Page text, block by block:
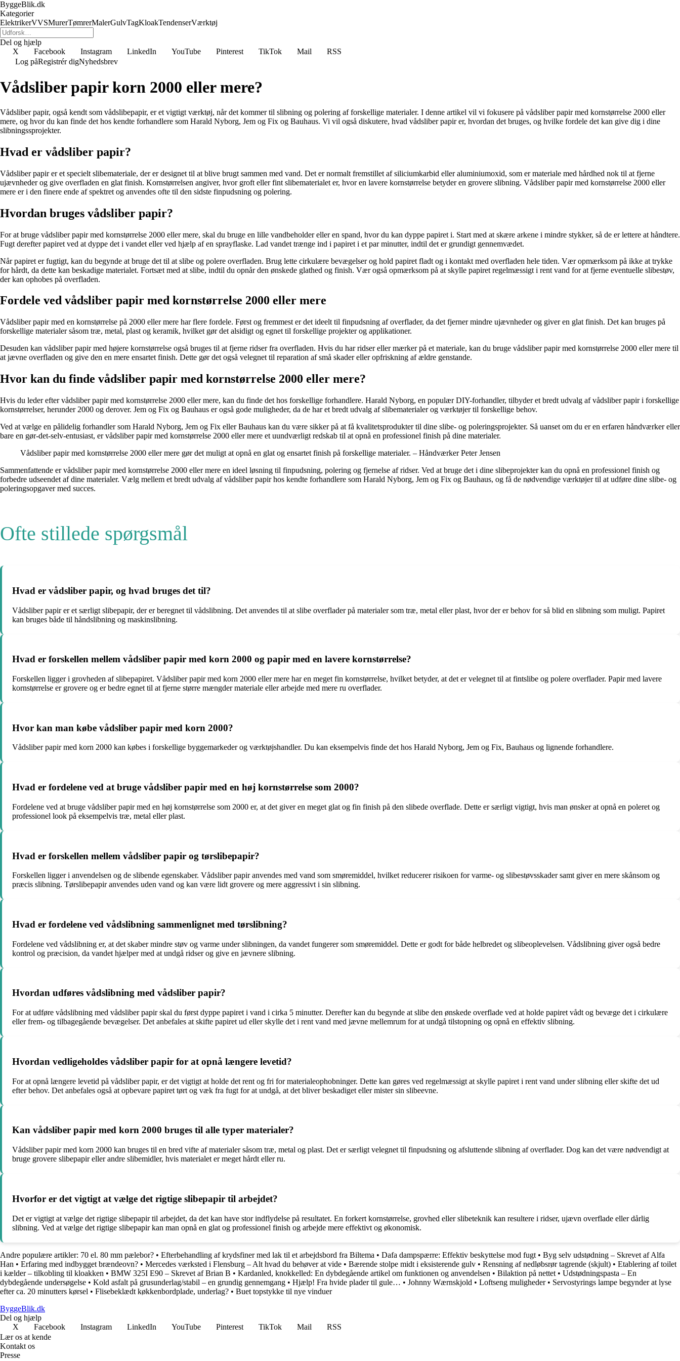
ByggeBlik.dk
Kategorier
ElektrikerVVSMurerTømrerMalerGulvTagKloakTendenserVærktøj
Del og hjælp
X
Facebook Instagram LinkedIn YouTube Pinterest TikTok Mail
RSS
Log påRegistrér digNyhedsbrev
Vådsliber papir korn 2000 eller mere?
Vådsliber papir, også kendt som vådslibepapir, er et vigtigt værktøj, når det kommer til slibning og polering af forskellige materialer. I denne artikel vil vi fokusere på vådsliber papir med kornstørrelse 2000 eller
mere, og hvor du kan finde det hos kendte forhandlere som Harald Nyborg, Jem og Fix og Bauhaus. Vi vil også diskutere, hvad vådsliber papir er, hvordan det bruges, og hvilke fordele det kan give dig i dine
slibningssprojekter.
Hvad er vådsliber papir?
Vådsliber papir er et specielt slibemateriale, der er designet til at blive brugt sammen med vand. Det er normalt fremstillet af siliciumkarbid eller aluminiumoxid, som er materiale med hårdhed nok til at fjerne
ujævnheder og give overfladen en glat finish. Kornstørrelsen angiver, hvor groft eller fint slibematerialet er, hvor en lavere kornstørrelse betyder en grovere slibning. Vådsliber papir med kornstørrelse 2000 eller
mere er i den finere ende af spektret og anvendes ofte til den sidste finpudsning og polering.
Hvordan bruges vådsliber papir?
For at bruge vådsliber papir med kornstørrelse 2000 eller mere, skal du bruge en lille vandbeholder eller en spand, hvor du kan dyppe papiret i. Start med at skære arkene i mindre stykker, så de er lettere at håndtere.
Fugt derefter papiret ved at dyppe det i vandet eller ved hjælp af en sprayflaske. Lad vandet trænge ind i papiret i et par minutter, indtil det er grundigt gennemvædet.
Når papiret er fugtigt, kan du begynde at bruge det til at slibe og polere overfladen. Brug lette cirkulære bevægelser og hold papiret fladt og i kontakt med overfladen hele tiden. Vær opmærksom på ikke at trykke
for hårdt, da dette kan beskadige materialet. Fortsæt med at slibe, indtil du opnår den ønskede glathed og finish. Vær også opmærksom på at skylle papiret regelmæssigt i rent vand for at fjerne eventuelle slibestøv,
der kan ophobes på overfladen.
Fordele ved vådsliber papir med kornstørrelse 2000 eller mere
Vådsliber papir med en kornstørrelse på 2000 eller mere har flere fordele. Først og fremmest er det ideelt til finpudsning af overflader, da det fjerner mindre ujævnheder og giver en glat finish. Det kan bruges på
forskellige materialer såsom træ, metal, plast og keramik, hvilket gør det alsidigt og egnet til forskellige projekter og applikationer.
Desuden kan vådsliber papir med højere kornstørrelse også bruges til at fjerne ridser fra overfladen. Hvis du har ridser eller mærker på et materiale, kan du bruge vådsliber papir med kornstørrelse 2000 eller mere til
at jævne overfladen og give den en mere ensartet finish. Dette gør det også velegnet til reparation af små skader eller opfriskning af ældre genstande.
Hvor kan du finde vådsliber papir med kornstørrelse 2000 eller mere?
Hvis du leder efter vådsliber papir med kornstørrelse 2000 eller mere, kan du finde det hos forskellige forhandlere. Harald Nyborg, en populær DIY-forhandler, tilbyder et bredt udvalg af vådsliber papir i forskellige
kornstørrelser, herunder 2000 og derover. Jem og Fix og Bauhaus er også gode muligheder, da de har et bredt udvalg af slibematerialer og værktøjer til forskellige behov.
Ved at vælge en pålidelig forhandler som Harald Nyborg, Jem og Fix eller Bauhaus kan du være sikker på at få kvalitetsprodukter til dine slibe- og poleringsprojekter. Så uanset om du er en erfaren håndværker eller
bare en gør-det-selv-entusiast, er vådsliber papir med kornstørrelse 2000 eller mere et uundværligt redskab til at opnå en professionel finish på dine materialer.
Vådsliber papir med kornstørrelse 2000 eller mere gør det muligt at opnå en glat og ensartet finish på forskellige materialer. – Håndværker Peter Jensen
Sammenfattende er vådsliber papir med kornstørrelse 2000 eller mere en ideel løsning til finpudsning, polering og fjernelse af ridser. Ved at bruge det i dine slibeprojekter kan du opnå en professionel finish og
forbedre udseendet af dine materialer. Vælg mellem et bredt udvalg af vådsliber papir hos kendte forhandlere som Harald Nyborg, Jem og Fix og Bauhaus, og få de nødvendige værktøjer til at udføre dine slibe- og
poleringsopgaver med succes.
Ofte stillede spørgsmål
Hvad er vådsliber papir, og hvad bruges det til?
Vådsliber papir er et særligt slibepapir, der er beregnet til vådslibning. Det anvendes til at slibe overflader på materialer som træ, metal eller plast, hvor der er behov for så blid en slibning som muligt. Papiret
kan bruges både til håndslibning og maskinslibning.
Hvad er forskellen mellem vådsliber papir med korn 2000 og papir med en lavere kornstørrelse?
Forskellen ligger i grovheden af slibepapiret. Vådsliber papir med korn 2000 eller mere har en meget fin kornstørrelse, hvilket betyder, at det er velegnet til at fintslibe og polere overflader. Papir med lavere
kornstørrelse er grovere og er bedre egnet til at fjerne større mængder materiale eller arbejde med mere ru overflader.
Hvor kan man købe vådsliber papir med korn 2000?
Vådsliber papir med korn 2000 kan købes i forskellige byggemarkeder og værktøjshandler. Du kan eksempelvis finde det hos Harald Nyborg, Jem og Fix, Bauhaus og lignende forhandlere.
Hvad er fordelene ved at bruge vådsliber papir med en høj kornstørrelse som 2000?
Fordelene ved at bruge vådsliber papir med en høj kornstørrelse som 2000 er, at det giver en meget glat og fin finish på den slibede overflade. Dette er særligt vigtigt, hvis man ønsker at opnå en poleret og
professionel look på eksempelvis træ, metal eller plast.
Hvad er forskellen mellem vådsliber papir og tørslibepapir?
Forskellen ligger i anvendelsen og de slibende egenskaber. Vådsliber papir anvendes med vand som smøremiddel, hvilket reducerer risikoen for varme- og slibestøvsskader samt giver en mere skånsom og
præcis slibning. Tørslibepapir anvendes uden vand og kan være lidt grovere og mere aggressivt i sin slibning.
Hvad er fordelene ved vådslibning sammenlignet med tørslibning?
Fordelene ved vådslibning er, at det skaber mindre støv og varme under slibningen, da vandet fungerer som smøremiddel. Dette er godt for både helbredet og slibeoplevelsen. Vådslibning giver også bedre
kontrol og præcision, da vandet hjælper med at undgå ridser og give en jævnere slibning.
Hvordan udføres vådslibning med vådsliber papir?
For at udføre vådslibning med vådsliber papir skal du først dyppe papiret i vand i cirka 5 minutter. Derefter kan du begynde at slibe den ønskede overflade ved at holde papiret vådt og bevæge det i cirkulære
eller frem- og tilbagegående bevægelser. Det anbefales at skifte papiret ud eller skylle det i rent vand med jævne mellemrum for at undgå tilstopning og opnå en effektiv slibning.
Hvordan vedligeholdes vådsliber papir for at opnå længere levetid?
For at opnå længere levetid på vådsliber papir, er det vigtigt at holde det rent og fri for materialeophobninger. Dette kan gøres ved regelmæssigt at skylle papiret i rent vand under slibning eller skifte det ud
efter behov. Det anbefales også at opbevare papiret tørt og væk fra fugt for at undgå, at det bliver beskadiget eller mister sin slibeevne.
Kan vådsliber papir med korn 2000 bruges til alle typer materialer?
Vådsliber papir med korn 2000 kan bruges til en bred vifte af materialer såsom træ, metal og plast. Det er særligt velegnet til finpudsning og afsluttende slibning af overflader. Dog kan det være nødvendigt at
bruge grovere slibepapir eller andre slibemidler, hvis materialet er meget hårdt eller ru.
Hvorfor er det vigtigt at vælge det rigtige slibepapir til arbejdet?
Det er vigtigt at vælge det rigtige slibepapir til arbejdet, da det kan have stor indflydelse på resultatet. En forkert kornstørrelse, grovhed eller slibeteknik kan resultere i ridser, ujævn overflade eller dårlig
slibning. Ved at vælge det rigtige slibepapir kan man opnå en glat og professionel finish og arbejde mere effektivt og økonomisk.
Andre populære artikler: 70 el. 80 mm pælebor? • Efterbehandling af krydsfiner med lak til et arbejdsbord fra Biltema • Dafa dampspærre: Effektiv beskyttelse mod fugt • Byg selv udstødning – Skrevet af Alfa
Han • Erfaring med indbygget brændeovn? • Mercedes værksted i Flensburg – Alt hvad du behøver at vide • Bærende stolpe midt i eksisterende gulv • Rensning af nedløbsrør tagrende (skjult) • Etablering af toilet
i kælder – tilkobling til kloakken • BMW 325I E90 – Skrevet af Brian B • Kardanled, knokkelled: En dybdegående artikel om funktionen og anvendelsen • Bilaktion på nettet • Udstødningspasta – En
dybdegående undersøgelse • Kold asfalt på grusunderlag/stabil – en grundig gennemgang • Hjælp! Fra hvide plader til gule… • Johnny Wærnskjold • Loftseng muligheder• Servostyrings lampe begynder at lyse
efter ca. 20 minutters kørsel • Flisebeklædt køkkenbordplade, underlag? • Buet topstykke til nye vinduer
ByggeBlik.dk
Del og hjælp
X
Facebook Instagram LinkedIn YouTube Pinterest TikTok Mail
RSS
Lær os at kende
Kontakt os
Presse